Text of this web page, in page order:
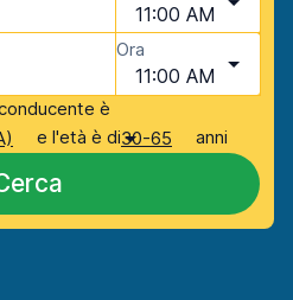
11:00 AM
Ora
11:00 AM
è
e l'età è di30-65 anni